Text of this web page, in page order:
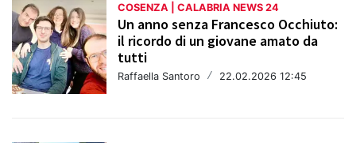
COSENZA | CALABRIA NEWS 24
Un anno senza Francesco Occhiuto:
il ricordo di un giovane amato da
tutti
Raffaella Santoro / 22.02.2026 12:45